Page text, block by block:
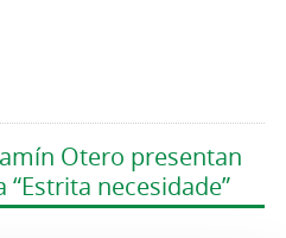
Otero presentan
necesidade”